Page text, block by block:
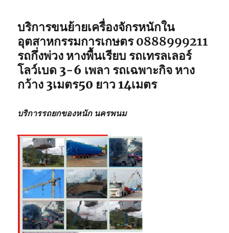
บริการขนย้ายเครื่องจักรหนักใน
อุตสาหกรรมการเกษตร 0888999211
รถกึ่งพ่วง หางพื้นเรียบ รถเทรลเลอร์
โลว์เบด 3-6 เพลา รถเฉพาะกิจ หาง
กว้าง 3เมตร50 ยาว 14เมตร
บริการรถยกของหนัก นครพนม